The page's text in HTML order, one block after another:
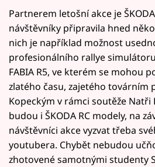
Partnerem letošní akce je
návštěvníky připravila hned
nich je například možnost
profesionálního rallye
FABIA R5, ve kterém se mohou
zlatého času, zajetého továrním
Kopeckým v rámci soutěže Natři
budou i ŠKODA RC modely, na
návštěvníci akce vyzvat třeba
youtubera. Chybět nebudou
zhotovené samotnými studenty